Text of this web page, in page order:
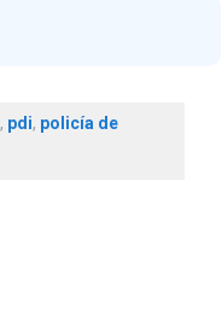
, pdi, policía de